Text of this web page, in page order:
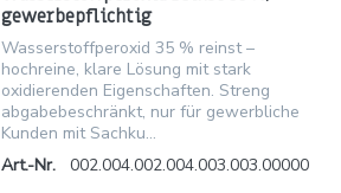
gewerbepflichtig
Wasserstoffperoxid 35 % reinst –
hochreine, klare Lösung mit stark
oxidierenden Eigenschaften. Streng
abgabebeschränkt, nur für gewerbliche
Kunden mit Sachku...
Art.-Nr.
002.004.002.004.003.003.00000